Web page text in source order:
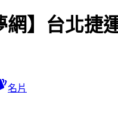
網】台北捷
名片